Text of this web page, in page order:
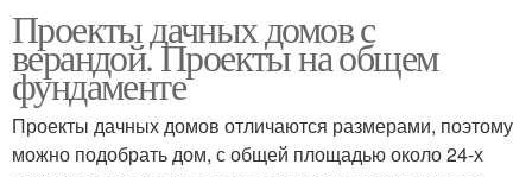
Проекты дачных домов с
верандой. Проекты на общем
фундаменте
Проекты дачных домов отличаются размерами, поэтому
можно подобрать дом, с общей площадью около 24-х